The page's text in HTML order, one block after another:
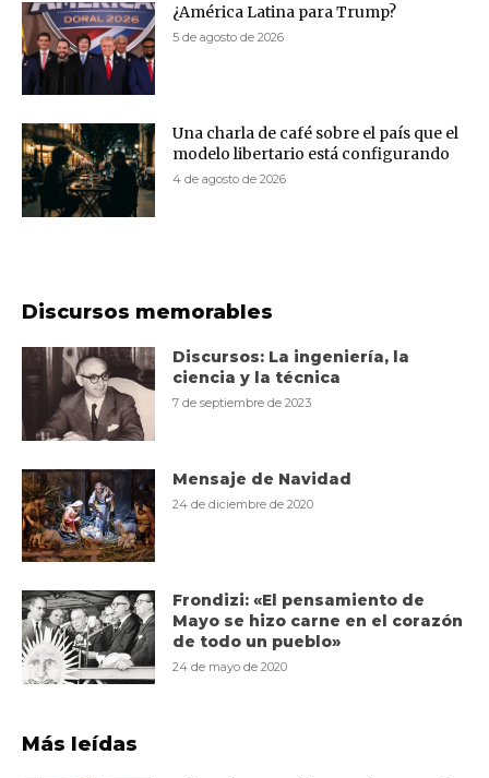
¿América Latina para Trump?
5 de agosto de 2026
Una charla de café sobre el país que el
modelo libertario está configurando
4 de agosto de 2026
Discursos memorables
Discursos: La ingeniería, la
ciencia y la técnica
7 de septiembre de 2023
Mensaje de Navidad
24 de diciembre de 2020
Frondizi: «El pensamiento de
Mayo se hizo carne en el corazón
de todo un pueblo»
24 de mayo de 2020
Más leídas